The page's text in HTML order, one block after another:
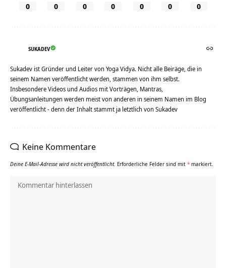
0 0 0 0 0 0 0
SUKADEV
Sukadev ist Gründer und Leiter von Yoga Vidya. Nicht alle Beiräge, die in
seinem Namen veröffentlicht werden, stammen von ihm selbst.
Insbesondere Videos und Audios mit Vorträgen, Mantras,
Übungsanleitungen werden meist von anderen in seinem Namen im Blog
veröffentlicht - denn der Inhalt stammt ja letztlich von Sukadev
Keine Kommentare
Deine E-Mail-Adresse wird nicht veröffentlicht. Erforderliche Felder sind mit * markiert.